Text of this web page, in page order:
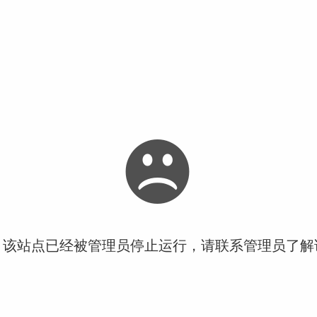
站点已经被管理员停止运行，请联系管理员了